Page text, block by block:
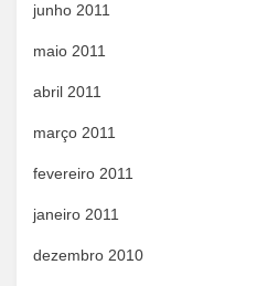
junho 2011
maio 2011
abril 2011
março 2011
fevereiro 2011
janeiro 2011
dezembro 2010